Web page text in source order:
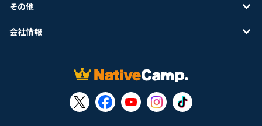
その他
会社情報